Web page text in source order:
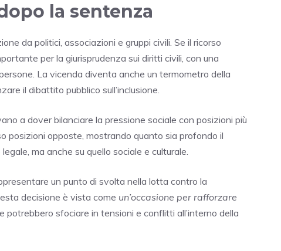
la sentenza
da politici, associazioni e gruppi civili. Se il ricorso
per la giurisprudenza sui diritti civili, con una
La vicenda diventa anche un termometro della
il dibattito pubblico sull’inclusione.
a dover bilanciare la pressione sociale con posizioni più
posizioni opposte, mostrando quanto sia profondo il
ma anche su quello sociale e culturale.
un punto di svolta nella lotta contro la
decisione è vista come un’occasione per rafforzare
potrebbero sfociare in tensioni e conflitti all’interno della